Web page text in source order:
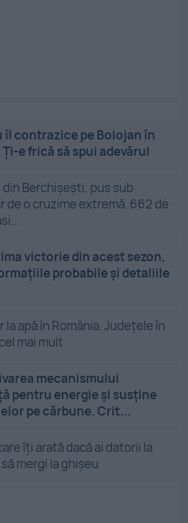
îl contrazice pe Bolojan în
e frică să spui adevărul
Berchișești, pus sub
de o cruzime extremă. 662 de
victorie din acest sezon,
probabile și detaliile
apă în România. Județele în
mai mult
mecanismului
pentru energie și susține
pe cărbune. Crit...
îți arată dacă ai datorii la
mergi la ghișeu